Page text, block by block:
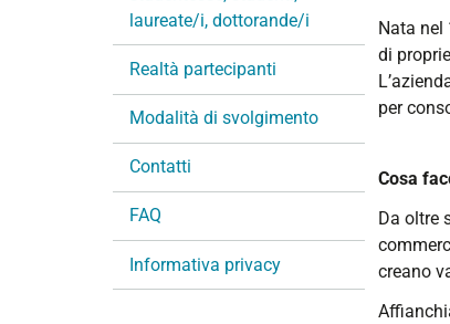
Nata nel
di
per
Cosa
Da oltre
creano
laureate/i, dottorande/i
Realtà partecipanti
Modalità di svolgimento
Contatti
FAQ
Informativa privacy